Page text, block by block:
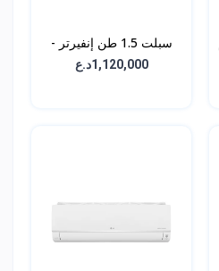
سبلت 1.5 طن إنفيرتر -
تحكم بالامبير بلس -
1,120,000د.ع